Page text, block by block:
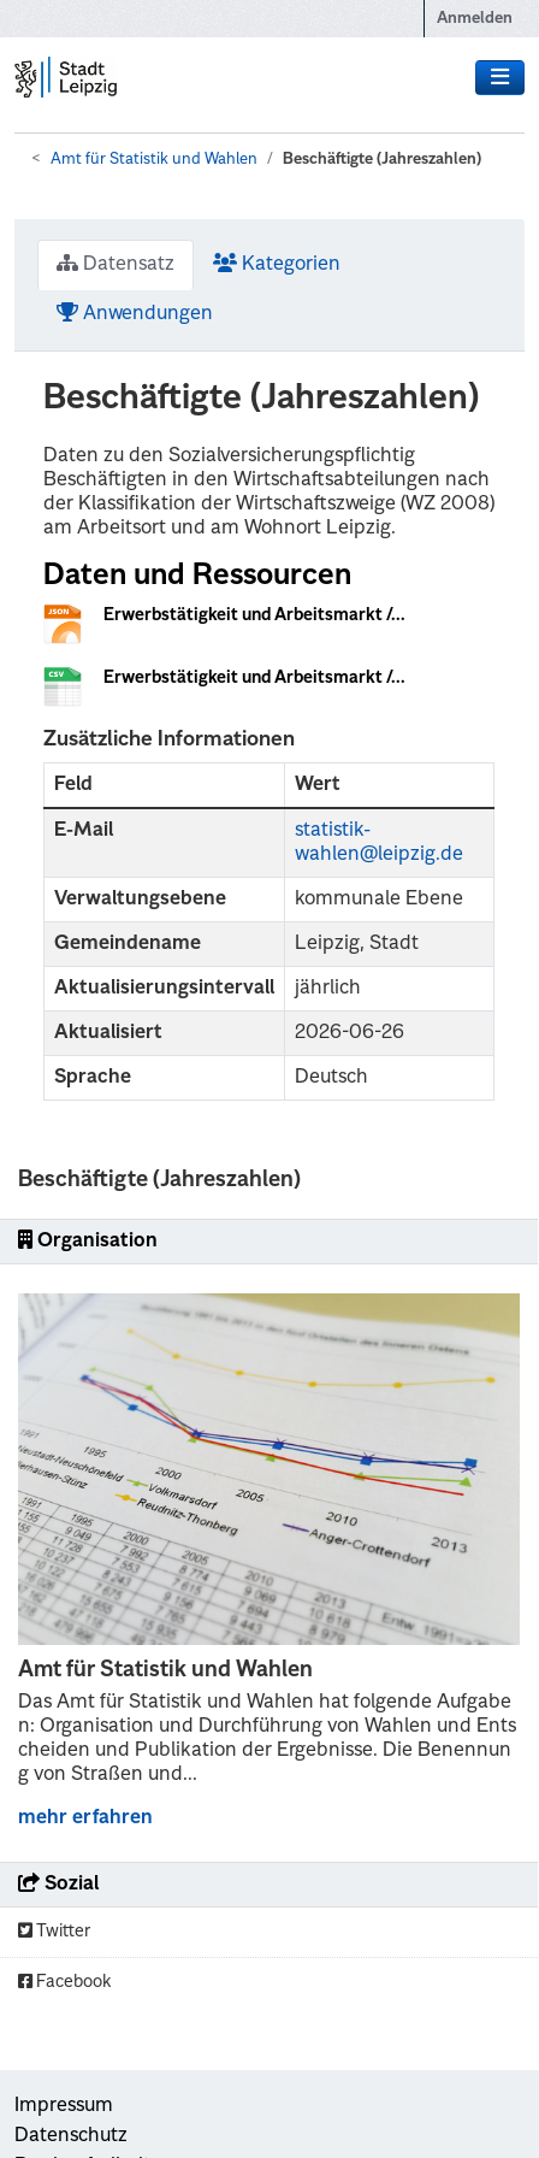
Anmelden
Amt für Statistik und Wahlen Beschäftigte (Jahreszahlen)
Beschäftigte (Jahreszahlen)
Organisation
Amt für Statistik und Wahlen
Das Amt für Statistik und Wahlen hat folgende Aufgabe
n: Organisation und Durchführung von Wahlen und Ents
cheiden und Publikation der Ergebnisse. Die Benennun
g von Straßen und...
mehr erfahren
Sozial
Twitter
Facebook
Datensatz Kategorien
Anwendungen
Beschäftigte (Jahreszahlen)
Daten zu den Sozialversicherungspflichtig
Beschäftigten in den Wirtschaftsabteilungen nach
der Klassifikation der Wirtschaftszweige (WZ 2008)
am Arbeitsort und am Wohnort Leipzig.
Daten und Ressourcen
Erwerbstätigkeit und Arbeitsmarkt /...
Erwerbstätigkeit und Arbeitsmarkt /...
Zusätzliche Informationen
Feld Wert
E-Mail
statistik-
wahlen@leipzig.de
Verwaltungsebene kommunale Ebene
Gemeindename Leipzig, Stadt
Aktualisierungsintervall jährlich
Aktualisiert 2026-06-26
Sprache Deutsch
Impressum
Datenschutz